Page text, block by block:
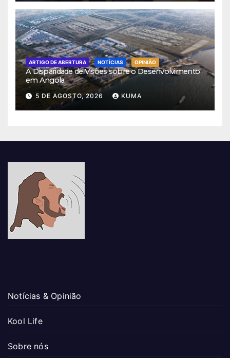
ARTIGO DE ABERTURA NOTÍCIAS OPINIÃO
A Disparidade de Visões sobre o Desenvolvimento
em Angola
5 DE AGOSTO, 2026 KUMA
Notícias & Opinião
Kool Life
Sobre nós